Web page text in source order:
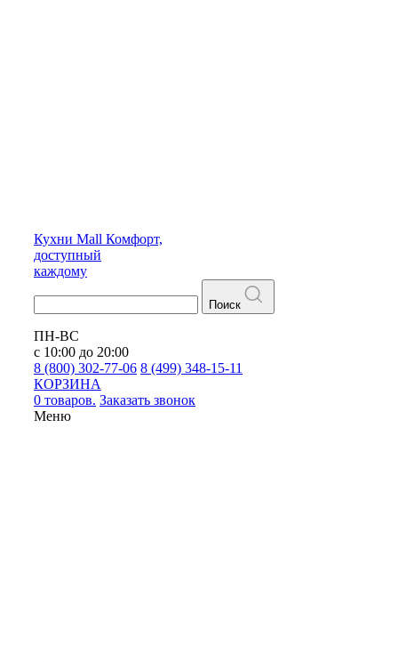
Кухни Mall Комфорт,
доступный
каждому
Поиск
ПН-ВС
с 10:00 до 20:00
8 (800) 302-77-06 8 (499) 348-15-11
КОРЗИНА
0 товаров. Заказать звонок
Меню